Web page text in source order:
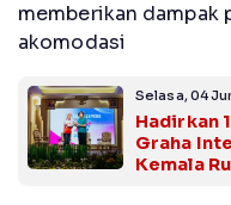
memberikan dampak
akomodasi
Selasa, 04
Hadirkan
Graha
Kemala